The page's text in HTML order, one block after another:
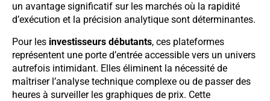
un avantage significatif sur les marchés où la rapidité
d’exécution et la précision analytique sont déterminantes.
Pour les investisseurs débutants, ces plateformes
représentent une porte d’entrée accessible vers un univers
autrefois intimidant. Elles éliminent la nécessité de
maîtriser l’analyse technique complexe ou de passer des
heures à surveiller les graphiques de prix. Cette